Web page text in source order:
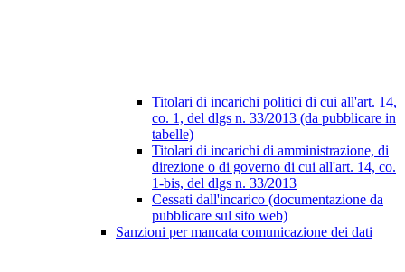
Titolari di incarichi politici di cui all'art. 14,
co. 1, del dlgs n. 33/2013 (da pubblicare in
tabelle)
Titolari di incarichi di amministrazione, di
direzione o di governo di cui all'art. 14, co.
1-bis, del dlgs n. 33/2013
Cessati dall'incarico (documentazione da
pubblicare sul sito web)
Sanzioni per mancata comunicazione dei dati